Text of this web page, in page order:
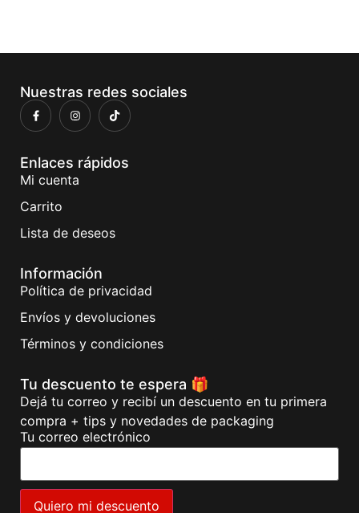
Nuestras redes sociales
Enlaces rápidos
Mi cuenta
Carrito
Lista de deseos
Información
Política de privacidad
Envíos y devoluciones
Términos y condiciones
Tu descuento te espera 🎁
Dejá tu correo y recibí un descuento en tu primera
compra + tips y novedades de packaging
Tu correo electrónico